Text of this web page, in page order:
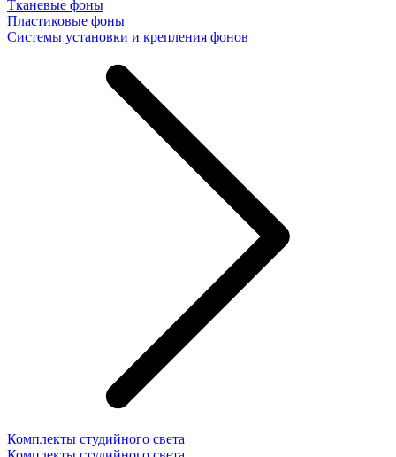
Тканевые фоны
Пластиковые фоны
Системы установки и крепления фонов
Комплекты студийного света